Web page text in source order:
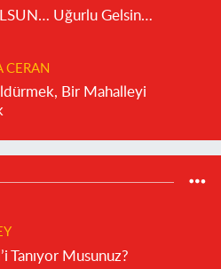
HAYIRLI OLSUN… Uğurlu Gelsin…
CERAN
Bir Mahalleyi
Tanıyor Musunuz?